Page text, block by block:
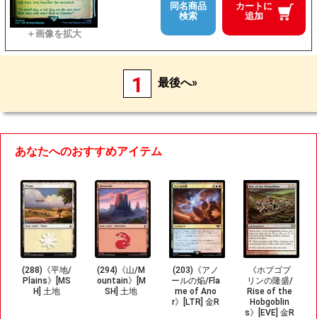
カートに
追加
同名商品
検索
1 最後へ»
あなたへのおすすめアイテム
(288)《平地/
Plains》[MS
H] 土地
(294)《山/M
ountain》[M
SH] 土地
(203)《アノ
ールの焔/Fla
me of Ano
r》[LTR] 金R
《ホブゴブ
リンの隆盛/
Rise of the
Hobgoblin
s》[EVE] 金R